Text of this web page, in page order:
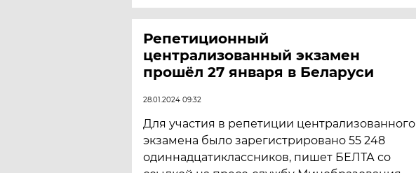
Репетиционный
централизованный экзамен
прошёл 27 января в Беларуси
28.01.2024 09:32
Для участия в репетиции централизованного
экзамена было зарегистрировано 55 248
одиннадцатиклассников, пишет БЕЛТА со